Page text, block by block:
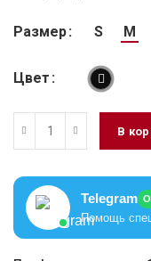
Размер S M
Цвет
В
Telegram
Помощь